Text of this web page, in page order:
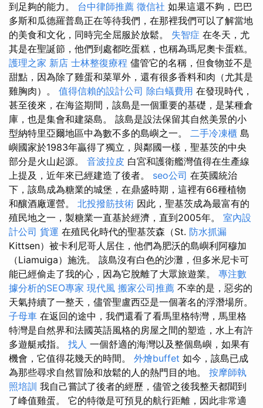
到足夠的能力。 台中律師推薦 徵信社 如果這還不夠，巴巴
多斯和瓜德羅普島正在等待我們，在那裡我們可以了解當地
的美食和文化，同時完全屈服於放鬆。 失智症 在冬天，尤
其是在聖誕節，他們到處都吃蛋糕，也稱為瑪尼奧卡蛋糕。
護理之家 新店 士林整復療程 儘管它的名稱，但食物並不是
甜點，因為除了雞蛋和菜單外，還有很多香料和肉（尤其是
雞胸肉）。 值得信賴的設計公司 除白蟻費用 在發現時代，
甚至後來，在海盜期間，該島是一個重要的基礎，是某種倉
庫，也是集會和建築島。 該島是設法保留其自然美景的小
型納特里亞爾地區中為數不多的島嶼之一。 二手冷凍櫃 島
嶼國家於1983年贏得了獨立，與鄰國一樣，聖基茨的中央
部分是火山起源。 音波拉皮 白宮和護衛艦灣值得在生產線
上提及，近年來已經建造了後者。 seo公司 在英國統治
下，該島成為糖業的城堡，在鼎盛時期，這裡有66種植物
和釀酒廠運營。 北投撥筋技術 因此，聖基茨成為最富有的
殖民地之一，製糖業一直基於經濟，直到2005年。 室內設
計公司 貨運 在殖民化時代的聖基茨森（St. 防水抓漏
Kittsen）被卡利尼哥人居住，他們為肥沃的島嶼利阿穆加
（Liamuiga）施洗。 該島沒有白色的沙灘，但多米尼卡可
能已經偷走了我的心，因為它脫離了大眾旅遊業。 專注數
據分析的SEO專家 現代風 搬家公司推薦 不幸的是，惡劣的
天氣持續了一整天，儘管聖盧西亞是一個著名的浮潛場所。
子母車 在返回的途中，我們還看了看馬里格特灣，馬里格
特灣是自然界和法國英語風格的房屋之間的塑造，水上有許
多遊艇戒指。 找人 一個舒適的海灣以及整個島嶼，如果有
機會，它值得花幾天的時間。 外燴buffet 如今，該島已成
為那些尋求自然冒險和放鬆的人的熱門目的地。 按摩師執
照培訓 我自己嘗試了後者的經歷，儘管之後我整天都聞到
了峰值雞蛋。 它的特徵是可預見的航行距離，因此非常適